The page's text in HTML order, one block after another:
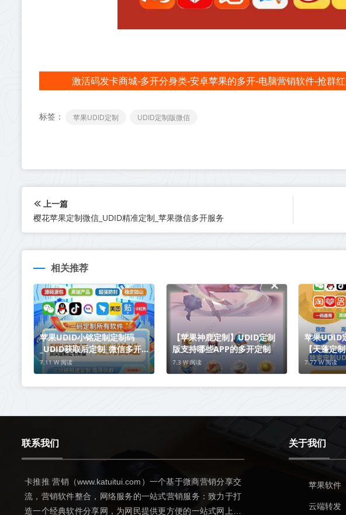
激活码发卡商城-多开分身类-安卓苹果的多开-电脑营销软件-抢群
标签： 苹果UDID定制 UDID定制版微信
上一篇
樱花苹果定制微信_UDID精准定制_苹果微信多开服务
相关推荐
苹果UDID小铭定制定制码
_UDID获取后定制_微信多开定
制版
7.11 W 阅读
【苹果神鹿定制】UDID定制
版支持哪些APP的多开定制
7.3 W 阅读
苹果UDID
【天蓬定
布-支持分
7.77 W 阅读
联系我们
卡推推 营销（www.katuitui.com）一个基于微商营销分享交
流，营销软件整合，网络服务的一站式营销服务：致力于打
造一个经典软件分享网，为网民提供更方便的一站式网上冲
关于我们
苹果软件
云端转发